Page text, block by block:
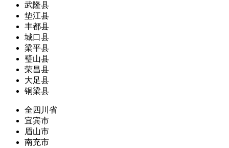
武隆县
垫江县
丰都县
城口县
梁平县
璧山县
荣昌县
大足县
铜梁县
全四川省
宜宾市
眉山市
南充市